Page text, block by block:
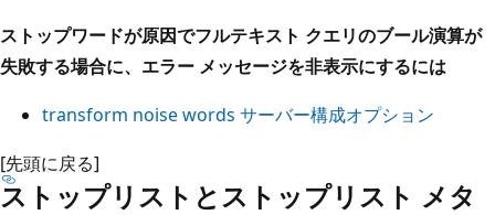
ストップワードが原因でフルテキスト クエリのブール演算が
失敗する場合に、エラー メッセージを非表示にするには
transform noise words サーバー構成オプション
[先頭に戻る]
ストップリストとストップリスト メタ